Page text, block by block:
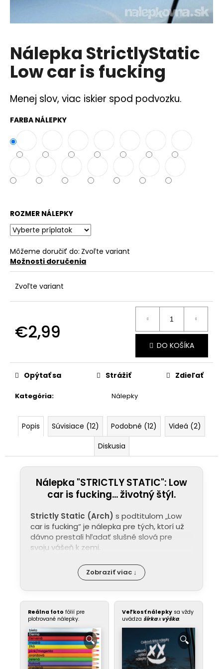
Nálepka StrictlyStatic
Low car is fucking
Menej slov, viac iskier spod podvozku.
FARBA NÁLEPKY
ROZMER NÁLEPKY
Môžeme doručiť do: Zvoľte variant
Možnosti doručenia
Zvoľte variant
€2,99
DO KOŠÍKA
Kategória: Nálepky
Opýtať sa Strážiť Zdieľať
Popis Súvisiace (12) Podobné (12)
Videá (2)
Diskusia
Nálepka "STRICTLY STATIC": Low
car is fucking... životný štýl.
Strictly Static (Arch) s podtitulom „Low
car is fucking“ je nálepka pre tých, ktorí už
dávno prestali hľadať slušné slová pre
svoju vášeň k zemi.
Zobraziť viac ↓
Reálna foto fólií pre
plotrované nálepky.
Veľkosť nálepky sa vždy
uvádza šírkaxvýška.
j
ť
?
O
d
p
ú
č
a
m
e